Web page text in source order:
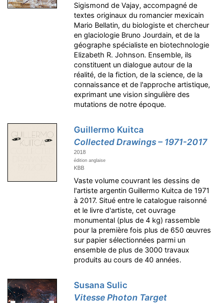
Sigismond de Vajay, accompagné de
textes originaux du romancier mexicain
Mario Bellatin, du biologiste et chercheur
en glaciologie Bruno Jourdain, et de la
géographe spécialiste en biotechnologie
Elizabeth R. Johnson. Ensemble, ils
constituent un dialogue autour de la
réalité, de la fiction, de la science, de la
connaissance et de l'approche artistique,
exprimant une vision singulière des
mutations de notre époque.
Guillermo Kuitca
Collected Drawings – 1971-2017
2018
édition anglaise
KBB
Vaste volume couvrant les dessins de
l'artiste argentin Guillermo Kuitca de 1971
à 2017. Situé entre le catalogue raisonné
et le livre d'artiste, cet ouvrage
monumental (plus de 4 kg) rassemble
pour la première fois plus de 650 œuvres
sur papier sélectionnées parmi un
ensemble de plus de 3000 travaux
produits au cours de 40 années.
Susana Sulic
Vitesse Photon Target